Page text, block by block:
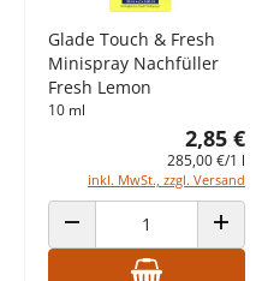
Glade Touch & Fresh
Minispray Nachfüller
Fresh Lemon
10 ml
2,85 €
285,00 €/1 l
inkl. MwSt., zzgl. Versand
ANZAHL VERRINGERN